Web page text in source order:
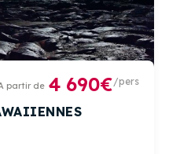
partir de 4 690€/pers